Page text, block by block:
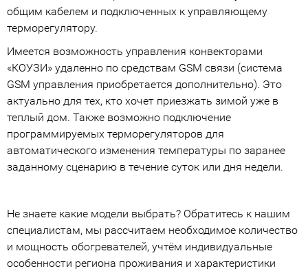
общим кабелем и подключенных к управляющему
терморегулятору.
Имеется возможность управления конвекторами
«КОУЗИ» удаленно по средствам GSM связи (система
GSM управления приобретается дополнительно). Это
актуально для тех, кто хочет приезжать зимой уже в
теплый дом. Также возможно подключение
программируемых терморегуляторов для
автоматического изменения температуры по заранее
заданному сценарию в течение суток или дня недели.
Не знаете какие модели выбрать? Обратитесь к нашим
специалистам, мы рассчитаем необходимое количество
и мощность обогревателей, учтём индивидуальные
особенности региона проживания и характеристики